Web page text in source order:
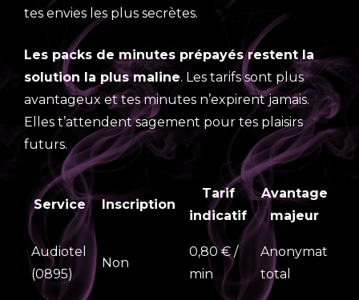
tes envies les plus secrètes.
Les packs de minutes prépayés restent la
solution la plus maline. Les tarifs sont plus
avantageux et tes minutes n’expirent jamais.
Elles t’attendent sagement pour tes plaisirs
futurs.
Service Inscription
Tarif
indicatif
Avantage
majeur
Audiotel
(0895)
Non
0,80 € /
min
Anonymat
total